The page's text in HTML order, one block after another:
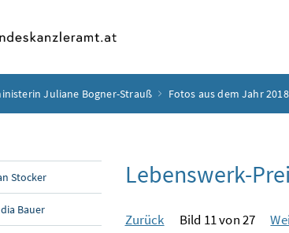
Juliane Bogner-Strauß Fotos aus dem Jahr 2018
Stocker
Bauer
Lebenswerk-
Zurück Bild 11 von 27